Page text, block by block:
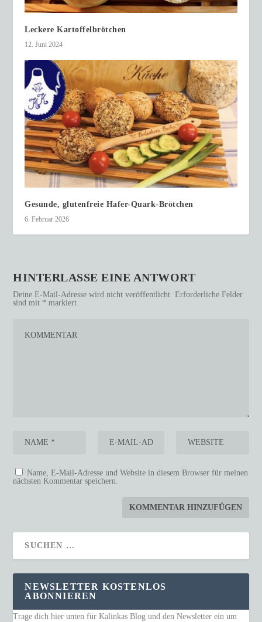
Leckere Kartoffelbrötchen
12. Juni 2024
Gesunde, glutenfreie Hafer-Quark-Brötchen
6. Februar 2026
HINTERLASSE EINE ANTWORT
Deine E-Mail-Adresse wird nicht veröffentlicht. Erforderliche Felder
sind mit * markiert
Name, E-Mail-Adresse und Website in diesem Browser für meinen
nächsten Kommentar speichern.
NEWSLETTER KOSTENLOS
ABONNIEREN
Trage dich hier unten für Kalinkas Blog und den Newsletter ein um